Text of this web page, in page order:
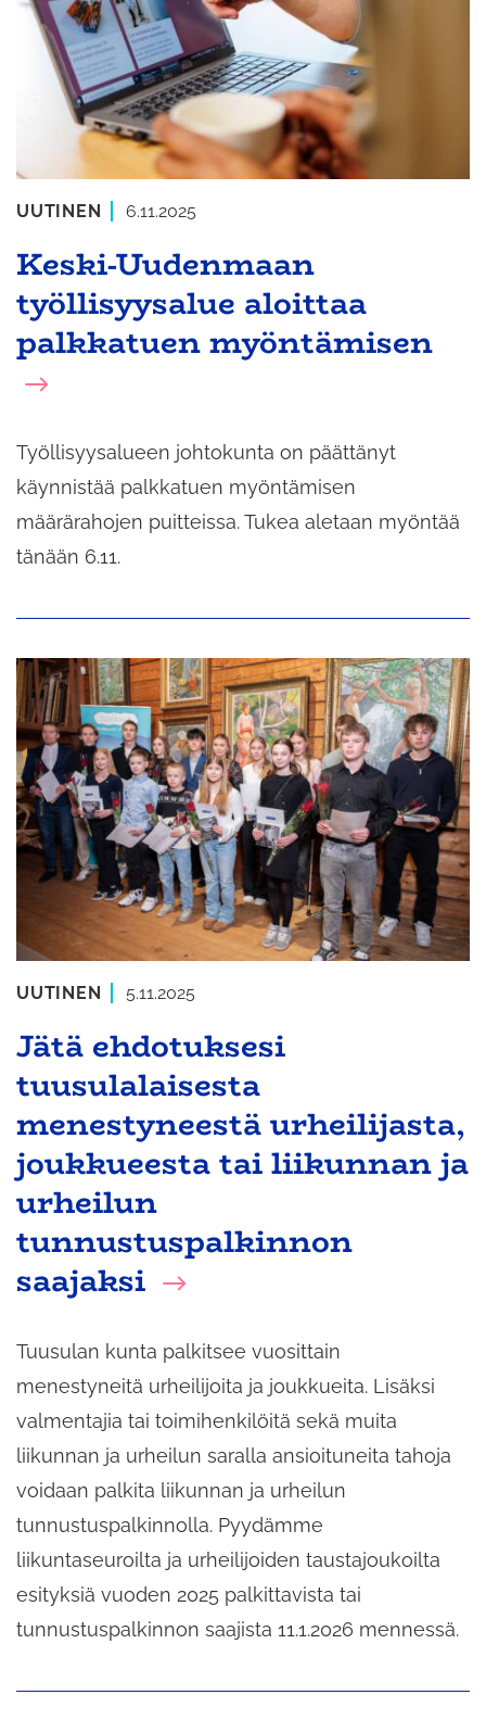
Keski-Uudenmaan
työllisyysalue aloittaa
palkkatuen myöntämisen
UUTINEN 6.11.2025
Työllisyysalueen johtokunta on päättänyt
käynnistää palkkatuen myöntämisen
määrärahojen puitteissa. Tukea aletaan myöntää
tänään 6.11.
Jätä ehdotuksesi
tuusulalaisesta
menestyneestä urheilijasta,
joukkueesta tai liikunnan ja
urheilun
tunnustuspalkinnon
saajaksi
UUTINEN 5.11.2025
Tuusulan kunta palkitsee vuosittain
menestyneitä urheilijoita ja joukkueita. Lisäksi
valmentajia tai toimihenkilöitä sekä muita
liikunnan ja urheilun saralla ansioituneita tahoja
voidaan palkita liikunnan ja urheilun
tunnustuspalkinnolla. Pyydämme
liikuntaseuroilta ja urheilijoiden taustajoukoilta
esityksiä vuoden 2025 palkittavista tai
tunnustuspalkinnon saajista 11.1.2026 mennessä.